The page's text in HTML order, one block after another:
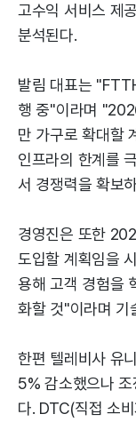
고수익 서비스 제
분석된다.
발림 대표는
행 중"이라며
만 가구로 확대할
인프라의 한계를
서 경쟁력을 확보
경영진은 또한
도입할 계획임을
용해 고객 경험을
화할 것"이라며 기
한편 텔레비사 유
5% 감소했으나
다. DTC(직접 소